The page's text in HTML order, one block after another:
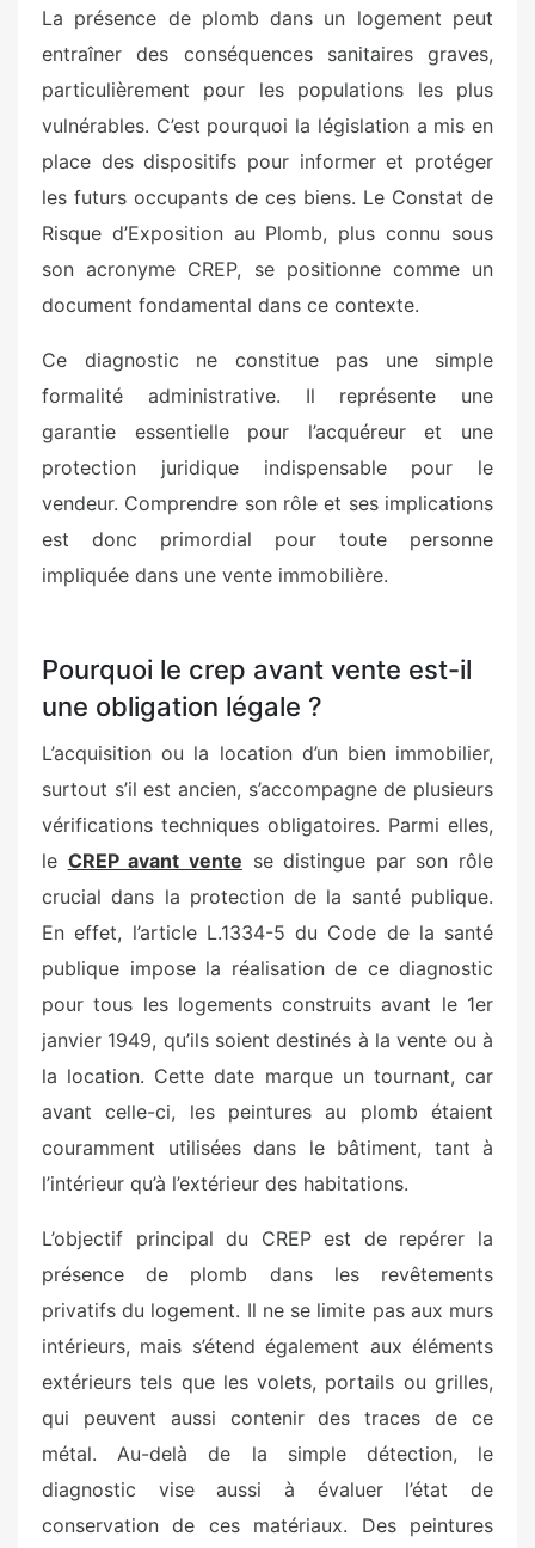
La présence de plomb dans un logement peut
entraîner des conséquences sanitaires graves,
particulièrement pour les populations les plus
vulnérables. C’est pourquoi la législation a mis en
place des dispositifs pour informer et protéger
les futurs occupants de ces biens. Le Constat de
Risque d’Exposition au Plomb, plus connu sous
son acronyme CREP, se positionne comme un
document fondamental dans ce contexte.
Ce diagnostic ne constitue pas une simple
formalité administrative. Il représente une
garantie essentielle pour l’acquéreur et une
protection juridique indispensable pour le
vendeur. Comprendre son rôle et ses implications
est donc primordial pour toute personne
impliquée dans une vente immobilière.
Pourquoi le crep avant vente est-il
une obligation légale ?
L’acquisition ou la location d’un bien immobilier,
surtout s’il est ancien, s’accompagne de plusieurs
vérifications techniques obligatoires. Parmi elles,
le CREP avant vente se distingue par son rôle
crucial dans la protection de la santé publique.
En effet, l’article L.1334-5 du Code de la santé
publique impose la réalisation de ce diagnostic
pour tous les logements construits avant le 1er
janvier 1949, qu’ils soient destinés à la vente ou à
la location. Cette date marque un tournant, car
avant celle-ci, les peintures au plomb étaient
couramment utilisées dans le bâtiment, tant à
l’intérieur qu’à l’extérieur des habitations.
L’objectif principal du CREP est de repérer la
présence de plomb dans les revêtements
privatifs du logement. Il ne se limite pas aux murs
intérieurs, mais s’étend également aux éléments
extérieurs tels que les volets, portails ou grilles,
qui peuvent aussi contenir des traces de ce
métal. Au-delà de la simple détection, le
diagnostic vise aussi à évaluer l’état de
conservation de ces matériaux. Des peintures